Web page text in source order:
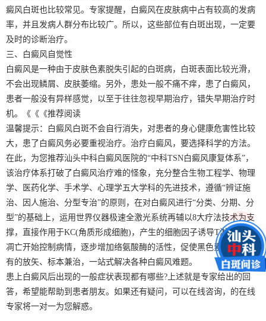
癜风白斑也比较常见。专家提醒，白癜风在皮肤病中占有较高的发病
率，并且发病人群分布比较广。所以，这些部位有白斑出现，一定要
及时的诊断治疗。
三、白癜风自觉性
白癜风是一种由于皮肤色素脱失引起的白斑病，白斑表面比较光滑，
不会出现鳞屑、皮肤萎缩。另外，患处一般不痛不痒，患了白癜风，
患者一般没有异样感觉，以至于往往忽视早期治疗，错失早期治疗时
机。《《《推荐阅读
温馨提示：白癜风白斑不会自行消失，对患者的身心健康危害性比较
大，患了白癜风务必要重视治疗。治疗白癜风，要选择科学的方法。
在此，为您推荐汕头中科白癜风医院的“中科TSN白癜风康复体系”，
该治疗体系打破了白癜风治疗难的怪象，充分整合生物工程学、物理
学、医药化学、手术学、心理学五大学科的先进技术，遵循“辨证施
治、因人施治、分型专治”的原则，在对白癜风进行“分类、分期、分
型”的基础上，运用世界仪器极速全激光系统再辅以8大疗法技术为支
撑，直接作用于KC(角质形成细胞)，产生的细胞因子诱导T淋巴细胞
凋亡开始控制病情，逐步增加络氨酸酶的活性，促使黑色素的合成，
有的放矢、标本兼治，一站式解决各种白癜风难题。
患上白癜风后出现的一般症状表现都有哪些?上述就是专家给出的回
答，希望能帮助到患者朋友。如果还有疑问，可以在线咨询，的在线
专家将一对一为您解惑。